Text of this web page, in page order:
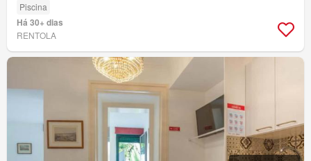
Piscina
Há 30+ dias
RENTOLA